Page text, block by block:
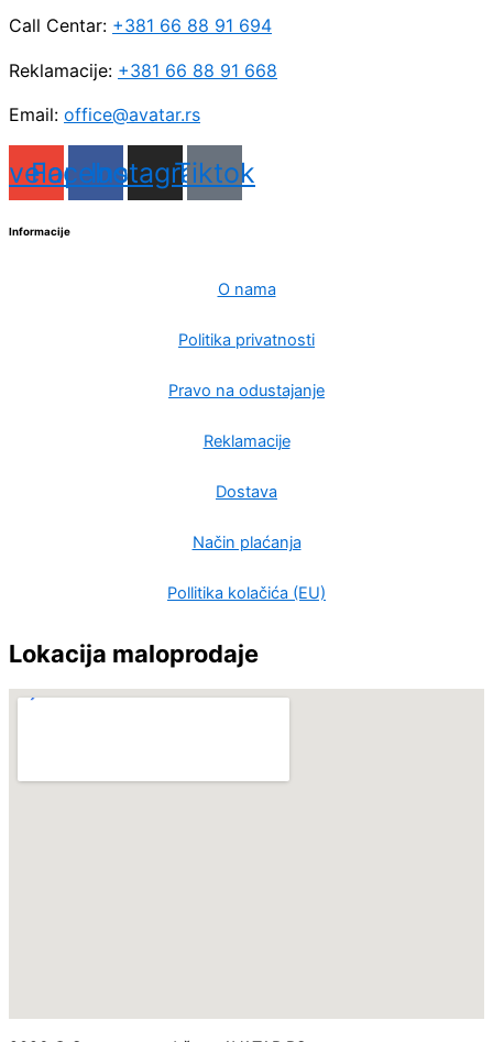
Call Centar: +381 66 88 91 694
Reklamacije: +381 66 88 91 668
Email: office@avatar.rs
Facebook
Instagram
Tiktok
Informacije
O nama
Politika privatnosti
Pravo na odustajanje
Reklamacije
Dostava
Način plaćanja
Pollitika kolačića (EU)
Lokacija maloprodaje